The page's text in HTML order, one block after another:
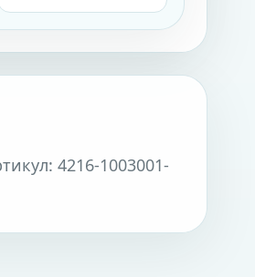
4216-1003001-